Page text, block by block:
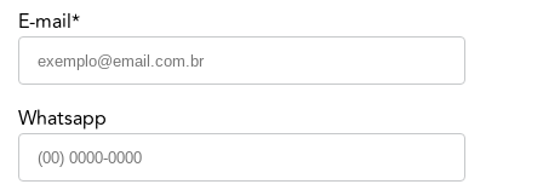
E-mail*
Whatsapp